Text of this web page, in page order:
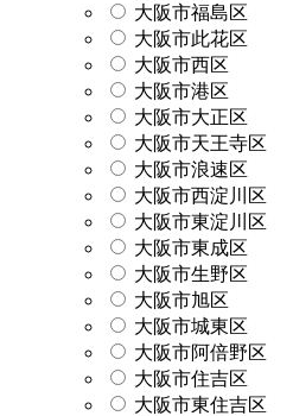
大阪市福島区
大阪市此花区
大阪市西区
大阪市港区
大阪市大正区
大阪市天王寺区
大阪市浪速区
大阪市西淀川区
大阪市東淀川区
大阪市東成区
大阪市生野区
大阪市旭区
大阪市城東区
大阪市阿倍野区
大阪市住吉区
大阪市東住吉区